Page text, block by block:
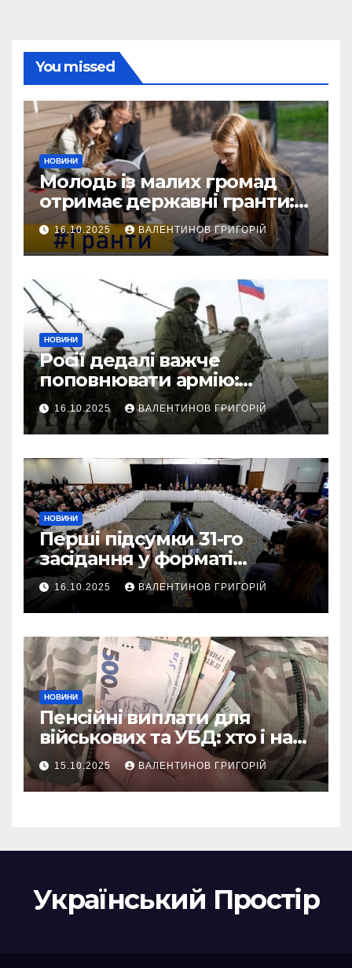
You missed
НОВИНИ
Молодь із малих громад
отримає державні гранти:
виплати сягатимуть 200
тисяч гривень
16.10.2025 ВАЛЕНТИНОВ ГРИГОРІЙ
НОВИНИ
Росії дедалі важче
поповнювати армію:
військовий пояснив
приховані причини
16.10.2025 ВАЛЕНТИНОВ ГРИГОРІЙ
НОВИНИ
Перші підсумки 31-го
засідання у форматі
“Рамштайн”: що
домовилися союзники
України
16.10.2025 ВАЛЕНТИНОВ ГРИГОРІЙ
НОВИНИ
Пенсійні виплати для
військових та УБД: хто і на
що може розраховувати
15.10.2025 ВАЛЕНТИНОВ ГРИГОРІЙ
Український Простір